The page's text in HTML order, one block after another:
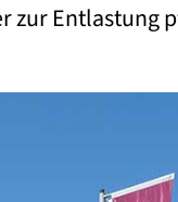
Entlastung